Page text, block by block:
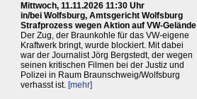
Mittwoch, 11.11.2026 11:30 Uhr
in/bei Wolfsburg, Amtsgericht Wolfsburg
Strafprozess wegen Aktion auf VW-Gelände
Der Zug, der Braunkohle für das VW-eigene
Kraftwerk bringt, wurde blockiert. Mit dabei
war der Journalist Jörg Bergstedt, der wegen
seinen kritischen Filmen bei der Justiz und
Polizei in Raum Braunschweig/Wolfsburg
verhasst ist. [mehr]